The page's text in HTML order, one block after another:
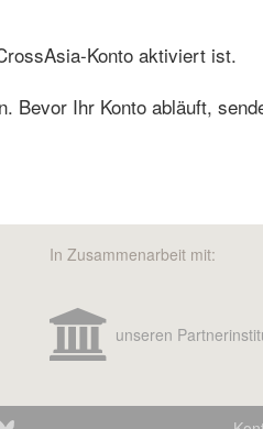
Konto aktiviert ist.
Bevor Ihr Konto abläuft,
In Zusammenarbeit mit:
unseren